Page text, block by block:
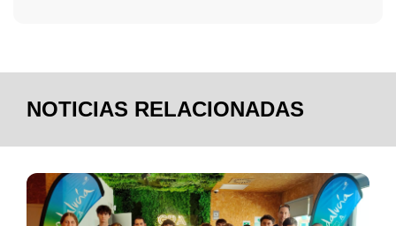
NOTICIAS RELACIONADAS